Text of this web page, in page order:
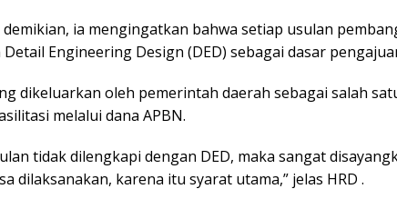
ia mengingatkan bahwa setiap usulan
Engineering Design (DED) sebagai dasar
dikeluarkan oleh pemerintah daerah sebagai salah
melalui dana APBN.
tidak dilengkapi dengan DED, maka sangat
dilaksanakan, karena itu syarat utama,” jelas HRD .